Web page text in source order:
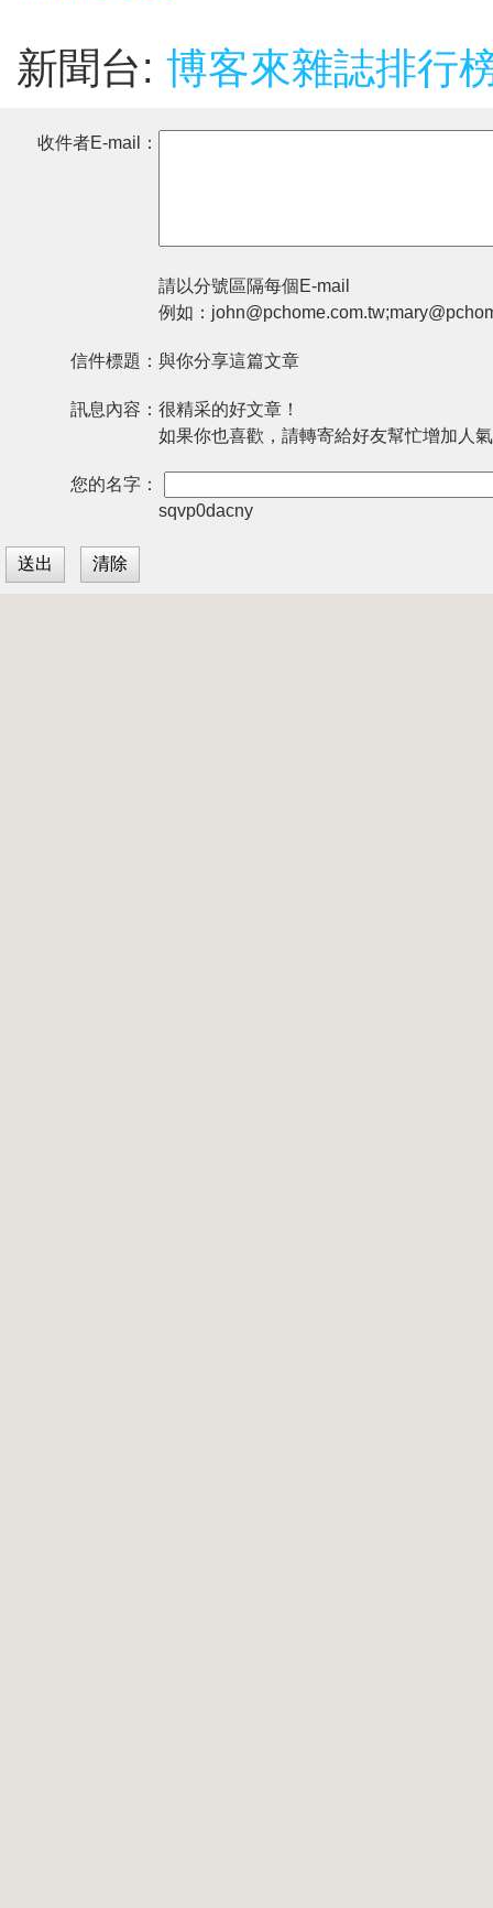
新聞台: 博客來雜誌排行
收件者E-mail：
請以分號區隔每個E-mail
例如：
信件標題： 與你分享這篇文章
訊息內容： 很精采的好文章！
如果你也喜歡，請轉寄給好友幫忙增加人
您的名字：
sqvp0dacny